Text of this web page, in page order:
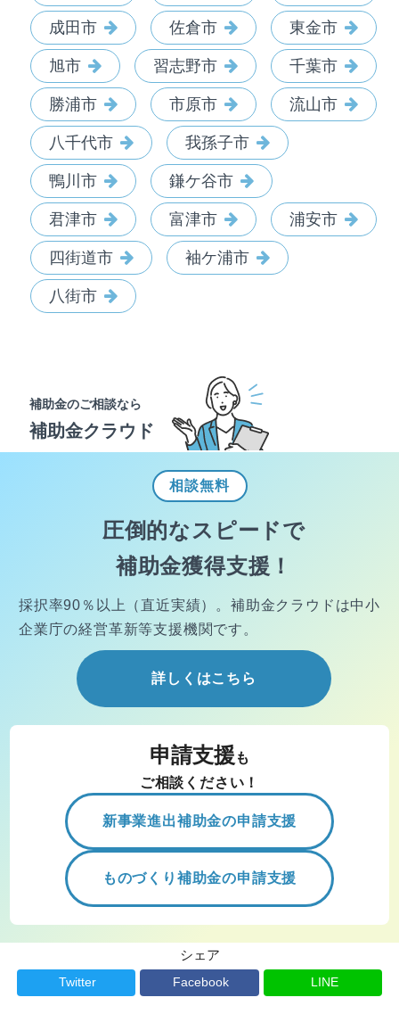
成田市 佐倉市 東金市
旭市 習志野市 千葉市
勝浦市 市原市 流山市
八千代市 我孫子市
鴨川市 鎌ケ谷市
君津市 富津市 浦安市
四街道市 袖ケ浦市
八街市
補助金のご相談なら
補助金クラウド
相談無料
圧倒的なスピードで
補助金獲得支援！
採択率90％以上（直近実績）。 補助金クラウドは中小
企業庁の経営革新等支援機関です。
詳しくはこちら
申請支援 も
ご相談ください！
新事業進出補助金の申請支援
ものづくり補助金の申請支援
シェア
Twitter Facebook LINE